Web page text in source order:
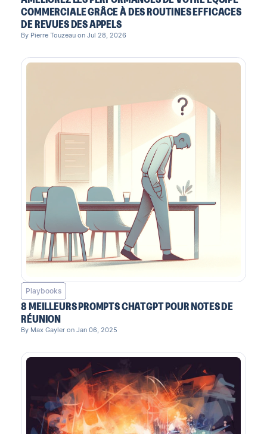
COMMERCIALE GRÂCE À DES ROUTINES EFFICACES
DE REVUES DES APPELS
By Pierre Touzeau on Jul 28, 2026
Playbooks
8 MEILLEURS PROMPTS CHATGPT POUR NOTES DE
RÉUNION
By Max Gayler on Jan 06, 2025